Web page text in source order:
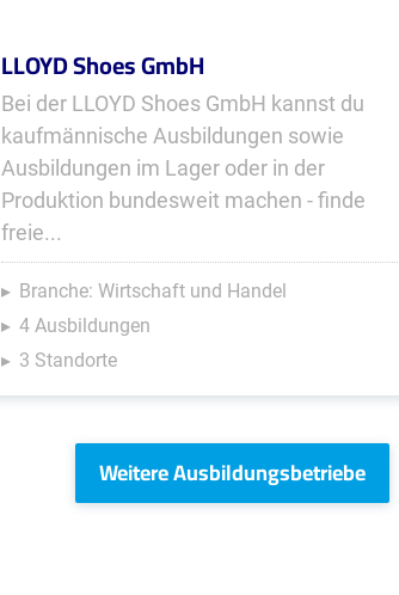
LLOYD Shoes GmbH
Bei der LLOYD Shoes GmbH kannst du
kaufmännische Ausbildungen sowie
Ausbildungen im Lager oder in der
Produktion bundesweit machen - finde
freie...
Branche: Wirtschaft und Handel
4 Ausbildungen
3 Standorte
Weitere Ausbildungsbetriebe